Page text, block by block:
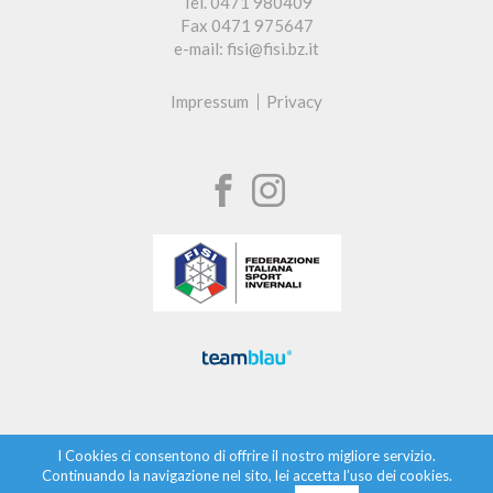
Fax 0471 975647
e-mail: fisi@fisi.bz.it
Impressum Privacy
I Cookies ci consentono di offrire il nostro migliore servizio.
Continuando la navigazione nel sito, lei accetta l’uso dei cookies.